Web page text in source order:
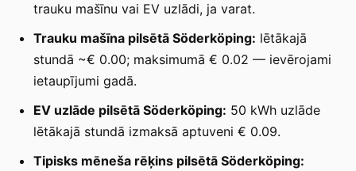
trauku mašīnu vai EV uzlādi, ja varat.
Trauku mašīna pilsētā Söderköping: lētākajā
stundā ~€ 0.00; maksimumā € 0.02 — ievērojami
ietaupījumi gadā.
EV uzlāde pilsētā Söderköping: 50 kWh uzlāde
lētākajā stundā izmaksā aptuveni € 0.09.
Tipisks mēneša rēķins pilsētā Söderköping: